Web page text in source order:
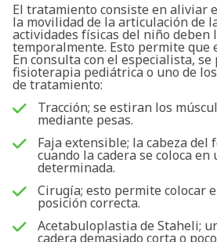
El tratamiento consiste en aliviar
la movilidad de la articulación de
actividades físicas del niño deben
temporalmente. Esto permite que
En consulta con el especialista,
fisioterapia pediátrica o uno de
de tratamiento:
Tracción; se estiran los
mediante pesas.
Faja extensible; la cabeza del
cuando la cadera se coloca en
determinada.
Cirugía; esto permite colocar
posición correcta.
Acetabuloplastia de Staheli;
cadera demasiado corta o